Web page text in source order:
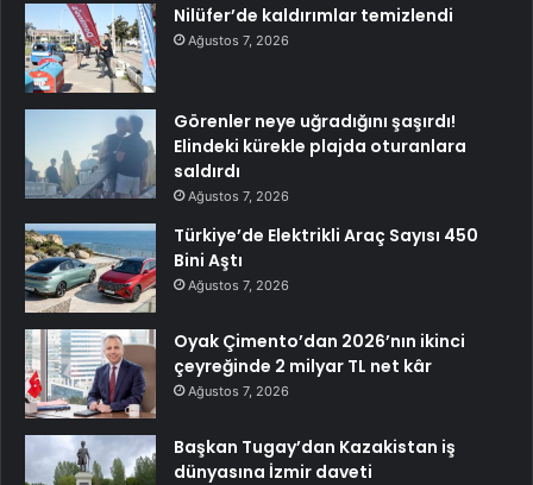
Nilüfer’de kaldırımlar temizlendi
Ağustos 7, 2026
Görenler neye uğradığını şaşırdı!
Elindeki kürekle plajda oturanlara
saldırdı
Ağustos 7, 2026
Türkiye’de Elektrikli Araç Sayısı 450
Bini Aştı
Ağustos 7, 2026
Oyak Çimento’dan 2026’nın ikinci
çeyreğinde 2 milyar TL net kâr
Ağustos 7, 2026
Başkan Tugay’dan Kazakistan iş
dünyasına İzmir daveti